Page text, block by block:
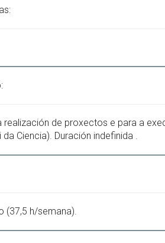
realización de proxectos e para a
Ciencia). Duración indefinida .
(37,5 h/semana).